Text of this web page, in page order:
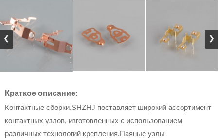
Краткое описание:
Контактные сборки.SHZHJ поставляет широкий ассортимент
контактных узлов, изготовленных с использованием
различных технологий крепления.Паяные узлы